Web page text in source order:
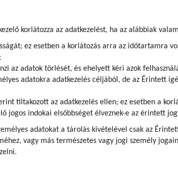
korlátozza az adatkezelést, ha az alábbiak
ez esetben a korlátozás arra az időtartamra
az adatok törlését, és ehelyett kéri azok
adatokra adatkezelés céljából, de az Érintett
tiltakozott az adatkezelés ellen; ez esetben a
jogos indokai elsőbbséget élveznek-e az érintett
adatokat a tárolás kivételével csak az
vagy más természetes vagy jogi személy